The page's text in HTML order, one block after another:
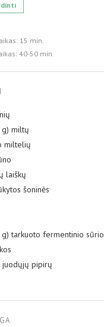
15 min.
40-50 min.
g) miltų
miltelių
laiškų
šoninės
tarkuoto fermentinio sūrio
juodųjų pipirų